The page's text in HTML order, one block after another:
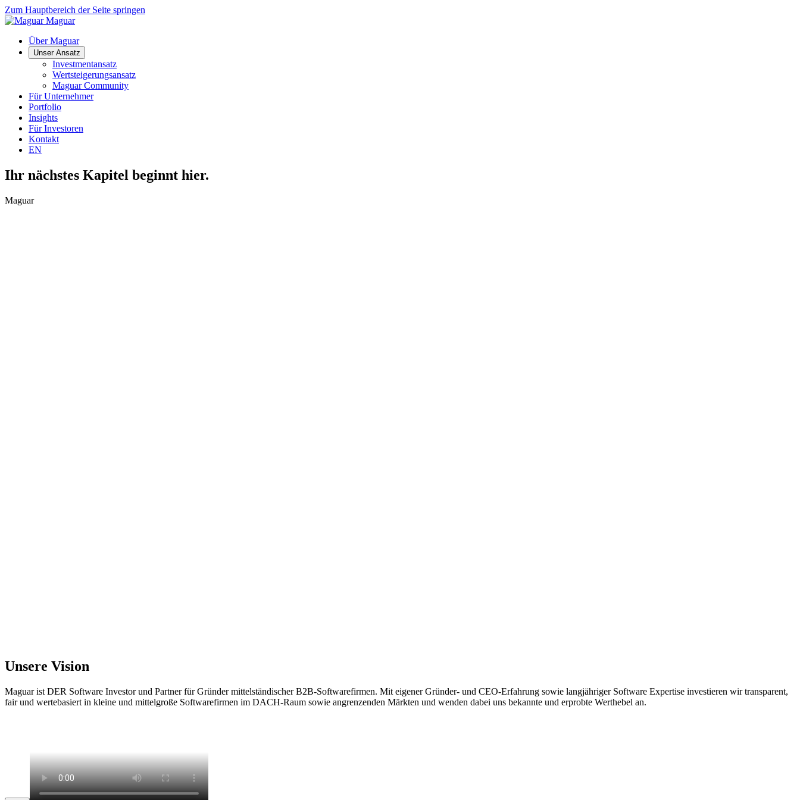
Zum Hauptbereich der Seite springen
Maguar
Über Maguar
Unser Ansatz
Investmentansatz
Wertsteigerungsansatz
Maguar Community
Für Unternehmer
Portfolio
Insights
Für Investoren
Kontakt
EN
Ihr nächstes Kapitel beginnt hier.
Maguar
Unsere Vision
Maguar ist DER Software Investor und Partner für Gründer mittelständischer B2B-Softwarefirmen. Mit eigener Gründer- und CEO-Erfahrung sowie langjähriger Software Expertise investieren wir transparent,
fair und wertebasiert in kleine und mittelgroße Softwarefirmen im DACH-Raum sowie angrenzenden Märkten und wenden dabei uns bekannte und erprobte Werthebel an.